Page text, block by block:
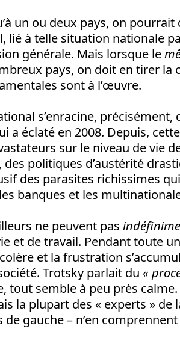
un ou deux pays, on pourrait
lié à telle situation nationale
générale. Mais lorsque le
pays, on doit en tirer la
sont à l’œuvre.
s’enracine, précisément,
a éclaté en 2008. Depuis,
sur le niveau de vie
des politiques d’austérité
des parasites richissimes
banques et les
ne peuvent pas
et de travail. Pendant toute
et la frustration
Trotsky parlait du «
tout semble à peu près
la plupart des « experts » de
gauche – n’en